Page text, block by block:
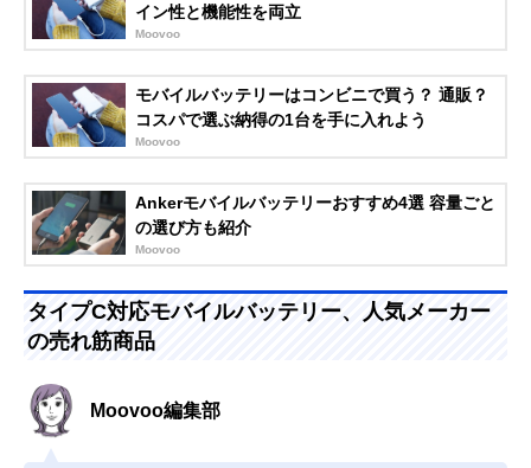
イン性と機能性を両立
Moovoo
モバイルバッテリーはコンビニで買う？ 通販？
コスパで選ぶ納得の1台を手に入れよう
Moovoo
Ankerモバイルバッテリーおすすめ4選 容量ごと
の選び方も紹介
Moovoo
タイプC対応モバイルバッテリー、人気メーカー
の売れ筋商品
Moovoo編集部